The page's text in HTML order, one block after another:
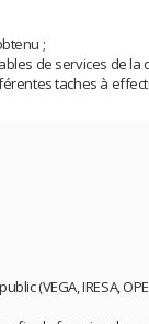
;
de services de la
taches à
(VEGA, IRESA,